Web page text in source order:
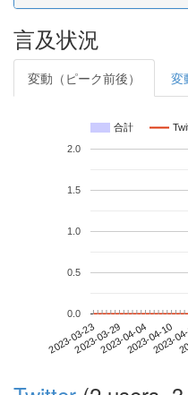
言及状況
変動（ピーク前後） 変
合計
2023-03-232023-03-292023-04-042023-04-10
2023-
0.0
0.5
1.0
1.5
2.0